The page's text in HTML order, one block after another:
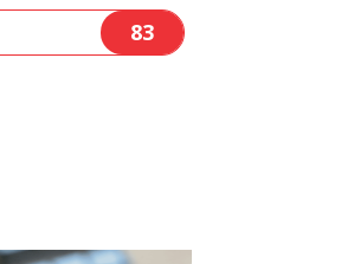
83